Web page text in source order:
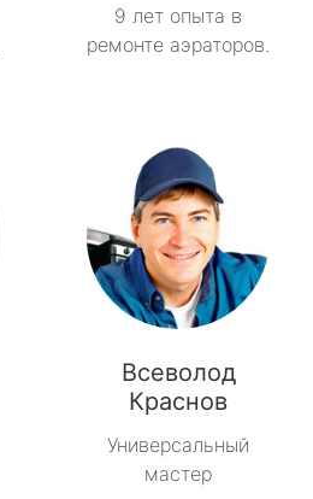
9 лет опыта в
ремонте аэраторов.
Всеволод
Краснов
Универсальный
мастер